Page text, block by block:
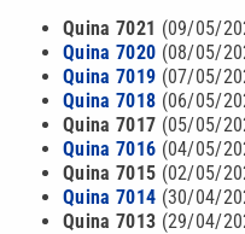
Quina 7021 (09/05/
Quina 7020 (08/05/
Quina 7019 (07/05/
Quina 7018 (06/05/
Quina 7017 (05/05/
Quina 7016 (04/05/
Quina 7015 (02/05/
Quina 7014 (30/04/
Quina 7013 (29/04/